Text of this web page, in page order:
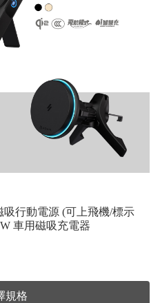
行動電源 (可上飛機/標示
車用磁吸充電器
規格